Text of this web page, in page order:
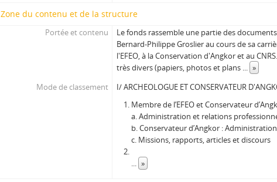
Zone du contenu et de la structure
Portée et contenu
Le fonds rassemble une partie des
Bernard-Philippe Groslier au cours de sa
l'EFEO, à la Conservation d'Angkor et au
très divers (papiers, photos et plans ... »
Mode de classement
I/ ARCHEOLOGUE ET CONSERVATEUR
Membre de l’EFEO et Conservateur
a. Administration et relations
b. Conservateur d’Angkor :
c. Missions, rapports, articles et discours
... »